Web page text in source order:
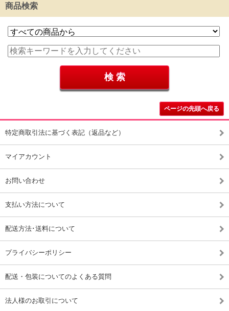
商品検索
ページの先頭へ戻る
特定商取引法に基づく表記（返品など）
マイアカウント
お問い合わせ
支払い方法について
配送方法･送料について
プライバシーポリシー
配送・包装についてのよくある質問
法人様のお取引について